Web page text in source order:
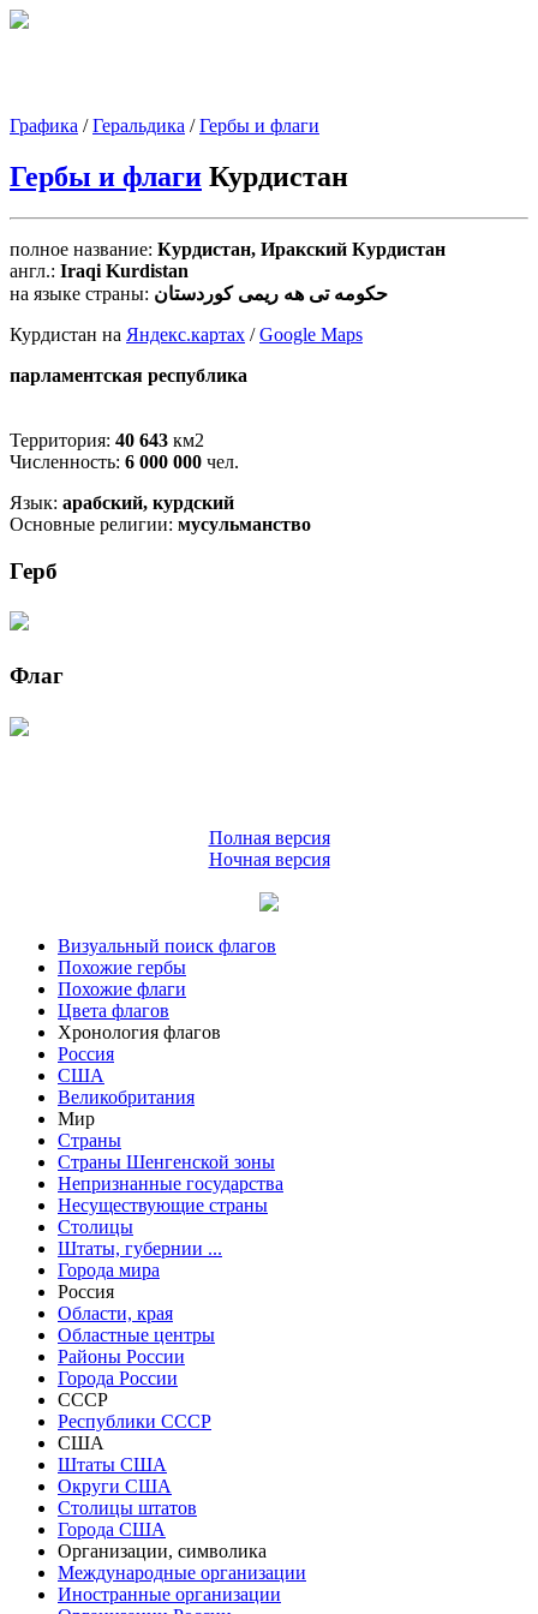
Графика /Геральдика /Гербы и флаги
Гербы и флаги Курдистан
полное название: Курдистан, Иракский Курдистан
англ.: Iraqi Kurdistan
на языке страны: حكومه تى هه ريمى كوردستان
Курдистан на Яндекс.картах /Google Maps
парламентская республика
Территория: 40 643 км2
Численность: 6 000 000 чел.
Язык: арабский, курдский
Основные религии: мусульманство
Герб
Флаг
Полная версия
Ночная версия
Визуальный поиск флагов
Похожие гербы
Похожие флаги
Цвета флагов
Хронология флагов
Россия
США
Великобритания
Мир
Страны
Страны Шенгенской зоны
Непризнанные государства
Несуществующие страны
Столицы
Штаты, губернии ...
Города мира
Россия
Области, края
Областные центры
Районы России
Города России
СССР
Республики СССР
США
Штаты США
Округи США
Столицы штатов
Города США
Организации, символика
Международные организации
Иностранные организации